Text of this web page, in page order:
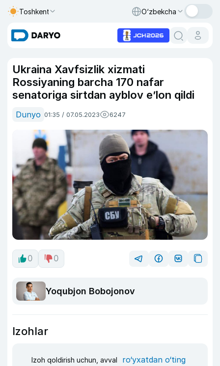
Toshkent O‘zbekcha
Ukraina Xavfsizlik xizmati
Rossiyaning barcha 170 nafar
senatoriga sirtdan ayblov e’lon qildi
Dunyo 01:35 / 07.05.2023 6247
0 0
Yoqubjon Bobojonov
Izohlar
Izoh qoldirish uchun, avval ro‘yxatdan o‘ting